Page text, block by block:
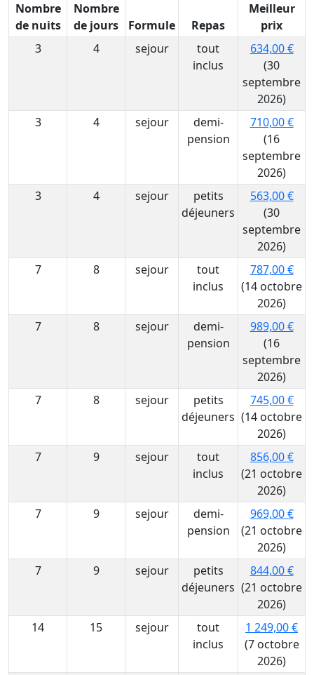
Nombre
de nuits
Nombre
de jours
Formule Repas
Meilleur
prix
3
4 sejour
tout
inclus
634,00 €
(30
septembre
2026)
3
4 sejour
demi-
pension
710,00 €
(16
septembre
2026)
3
4 sejour
petits
déjeuners
563,00 €
(30
septembre
2026)
7
8 sejour
tout
inclus
787,00 €
(14 octobre
2026)
7
8 sejour
demi-
pension
989,00 €
(16
septembre
2026)
7
8 sejour
petits
déjeuners
745,00 €
(14 octobre
2026)
7
9 sejour
tout
inclus
856,00 €
(21 octobre
2026)
7
9 sejour
demi-
pension
969,00 €
(21 octobre
2026)
7
9 sejour
petits
déjeuners
844,00 €
(21 octobre
2026)
14
15 sejour
tout
inclus
1 249,00 €
(7 octobre
2026)